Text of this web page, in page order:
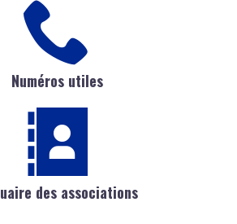
Numéros utiles
des associations